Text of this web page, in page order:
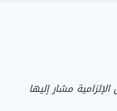
مشار إليها